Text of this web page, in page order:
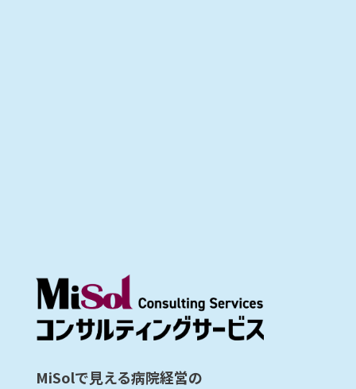
MiSolで見える病院経営の